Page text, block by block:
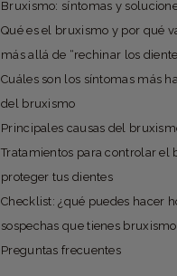
Bruxismo: síntomas y
Qué es el bruxismo y por qué
más allá de “rechinar los
Cuáles son los síntomas más
del bruxismo
Principales causas del
Tratamientos para controlar el
proteger tus dientes
Checklist: ¿qué puedes hacer
sospechas que tienes
Preguntas frecuentes